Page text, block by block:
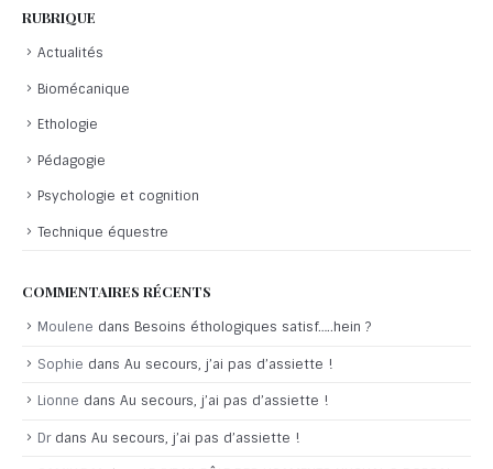
RUBRIQUE
Actualités
Biomécanique
Ethologie
Pédagogie
Psychologie et cognition
Technique équestre
COMMENTAIRES RÉCENTS
Moulene dans Besoins éthologiques satisf…..hein ?
Sophie dans Au secours, j’ai pas d’assiette !
Lionne dans Au secours, j’ai pas d’assiette !
Drdans Au secours, j’ai pas d’assiette !